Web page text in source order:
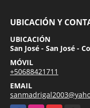
UBICACIÓN Y
UBICACIÓN
San José - San José -
MÓVIL
+50688421711
EMAIL